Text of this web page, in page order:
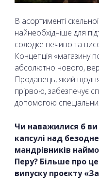
В асортименті
найнеобхідніше для
солодке печиво та
Концепція «магазину
абсолютно нового,
Продавець, який
прірвою, забезпечує
допомогою
Чи наважилися б ви
капсулі над
мандрівників
Перу? Більше про
випуску проєкту